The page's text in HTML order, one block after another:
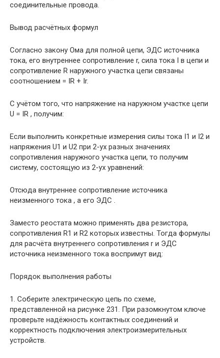
соединительные провода.
Вывод расчётных формул
Согласно закону Ома для полной цепи, ЭДС источника
тока, его внутреннее сопротивление r, сила тока I в цепи и
сопротивление R наружного участка цепи связаны
соотношением = IR + Ir.
С учётом того, что напряжение на наружном участке цепи
U = IR , получим:
Если выполнить конкретные измерения силы тока I1 и I2 и
напряжения U1 и U2 при 2-ух разных значениях
сопротивления наружного участка цепи, то получим
систему, состоящую из 2-ух уравнений:
Отсюда внутреннее сопротивление источника
неизменного тока , а его ЭДС .
Заместо реостата можно применять два резистора,
сопротивления R1 и R2 которых известны. Тогда формулы
для расчёта внутреннего сопротивления r и ЭДС
источника неизменного тока воспримут вид:
Порядок выполнения работы
1. Соберите электрическую цепь по схеме,
представленной на рисунке 231. При разомкнутом ключе
проверьте надёжность контактных соединений и
корректность подключения электроизмерительных
устройств.